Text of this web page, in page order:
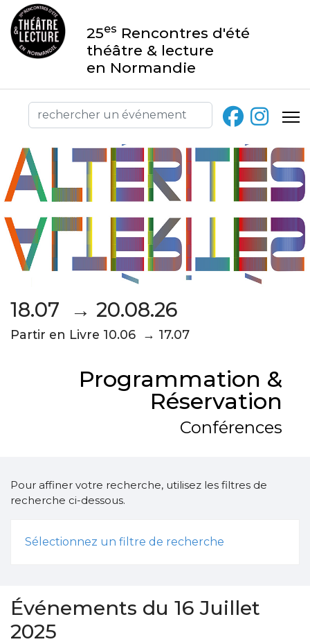
25es Rencontres d'été
théâtre & lecture
en Normandie
18.07 → 20.08.26
Partir en Livre 10.06 → 17.07
Programmation &
Réservation
Conférences
Pour affiner votre recherche, utilisez les filtres de
recherche ci-dessous.
Sélectionnez un filtre de recherche
Événements du 16 Juillet
2025